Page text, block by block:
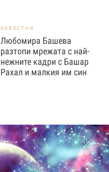
ИЗВЕСТНИ
Любомира Башева
разтопи мрежата с най-
нежните кадри с Башар
Рахал и малкия им син